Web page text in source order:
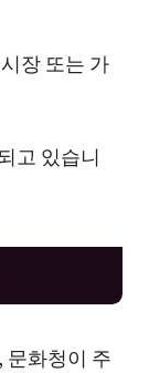
장 또는 가
고 있습니
문화청이 주